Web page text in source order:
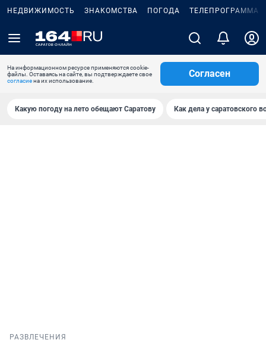
НЕДВИЖИМОСТЬ ЗНАКОМСТВА ПОГОДА ТЕЛЕПРОГРАММА
На информационном ресурсе применяются cookie-
файлы. Оставаясь на сайте, вы подтверждаете свое
согласиена их использование.
Согласен
Какую погоду на лето обещают Саратову Как дела у саратовского
РАЗВЛЕЧЕНИЯ